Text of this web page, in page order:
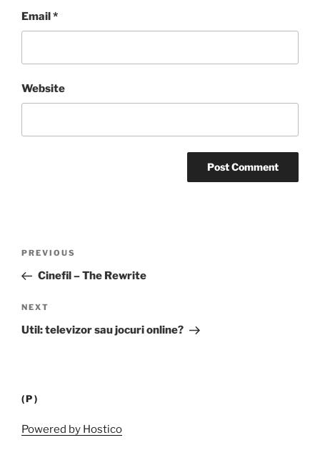
Email *
Website
Previous
Post
PREVIOUS
Cinefil – The Rewrite
Next
Post
NEXT
Util: televizor sau jocuri online?
(P)
Powered by Hostico